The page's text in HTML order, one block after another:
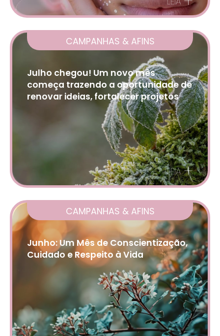
CAMPANHAS & AFINS
Julho chegou! Um novo mês
começa trazendo a oportunidade de
renovar ideias, fortalecer projetos
LEIA +
CAMPANHAS & AFINS
Junho: Um Mês de Conscientização,
Cuidado e Respeito à Vida